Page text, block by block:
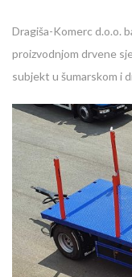
Dragiša-Komerc d.o.o.
proizvodnjom drvene
subjekt u šumarskom i